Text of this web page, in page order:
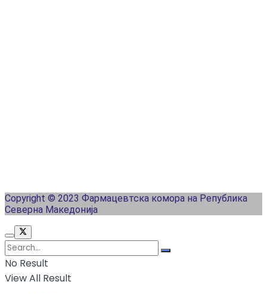
Copyright © 2023 Фармацевтска комора на Република
Северна Македонија
No Result
View All Result